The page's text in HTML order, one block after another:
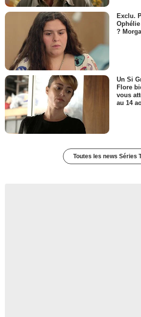
Exclu.
?
Un Si
Flore
vous
au 14
Toutes les news Séries